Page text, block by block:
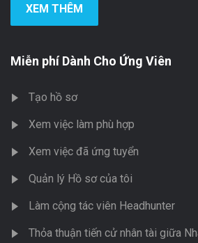
XEM THÊM
Miễn phí Dành Cho Ứng Viên
Tạo hồ sơ
Xem việc làm phù hợp
Xem việc đã ứng tuyển
Quản lý Hồ sơ của tôi
Làm cộng tác viên Headhunter
Thỏa thuận tiến cử nhân tài giữa